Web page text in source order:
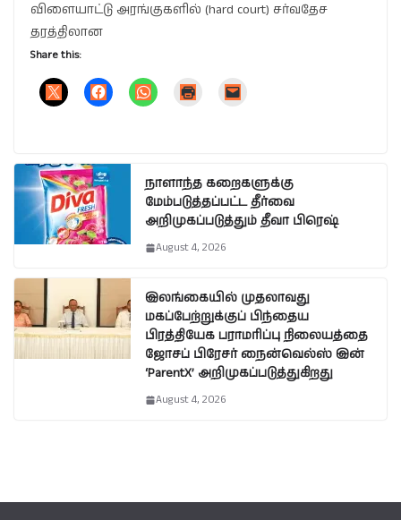
விளையாட்டு அரங்குகளில் (hard court) சர்வதேச
தரத்திலான
Share this:
நாளாந்த கறைகளுக்கு
மேம்படுத்தப்பட்ட தீர்வை
அறிமுகப்படுத்தும் தீவா பிரெஷ்
August 4, 2026
இலங்கையில் முதலாவது
மகப்பேற்றுக்குப் பிந்தைய
பிரத்தியேக பராமரிப்பு நிலையத்தை
ஜோசப் பிரேசர் நைன்வெல்ஸ் இன்
‘ParentX’ அறிமுகப்படுத்துகிறது
August 4, 2026